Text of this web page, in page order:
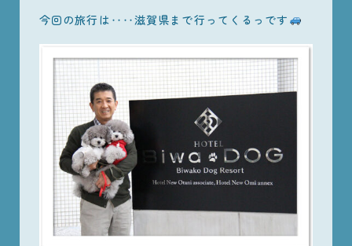
今回の旅行は‥‥滋賀県まで行ってくるっです